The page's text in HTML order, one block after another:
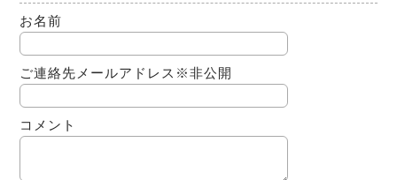
お名前
ご連絡先メールアドレス ※非公開
コメント